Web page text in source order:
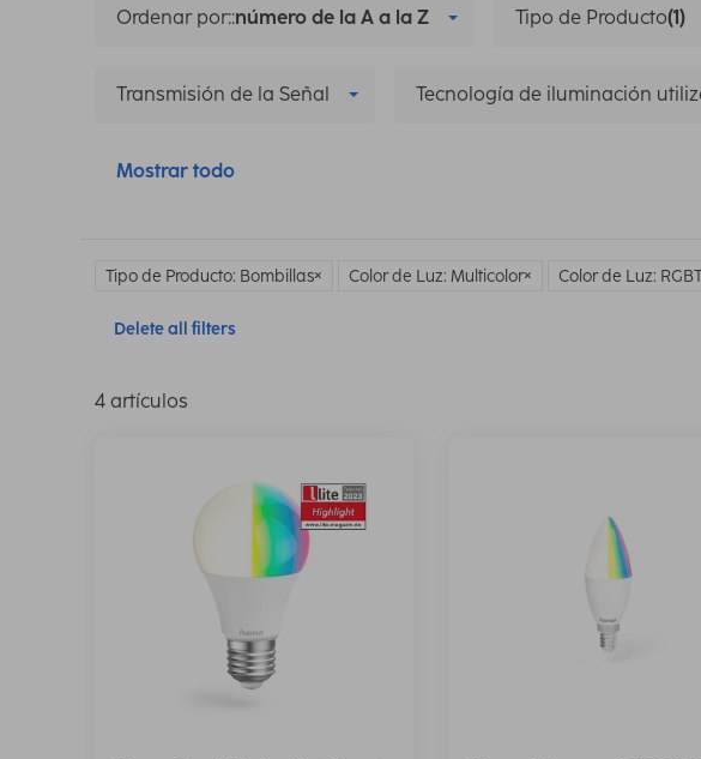
Ordenar por::número de la A a la Z Tipo de Producto(1)
Transmisión de la Señal Tecnología de iluminación
Mostrar todo
Tipo de Producto: Bombillas Color de Luz: Multicolor Color de Luz:
Delete all filters
4 artículos